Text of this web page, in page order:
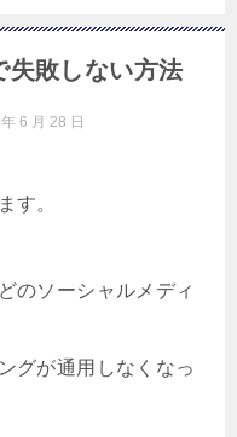
敗しない方法
6 月 28 日
す。
のソーシャルメディ
グが通用しなくなっ